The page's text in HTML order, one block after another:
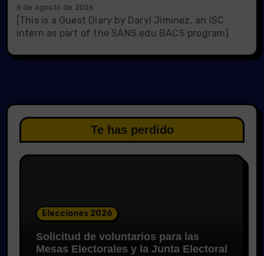
6 de agosto de 2026
[This is a Guest Diary by Daryl Jiminez, an ISC
intern as part of the SANS.edu BACS program]
Te has perdido
Elecciones 2026
Solicitud de voluntarios para las
Mesas Electorales y la Junta Electoral